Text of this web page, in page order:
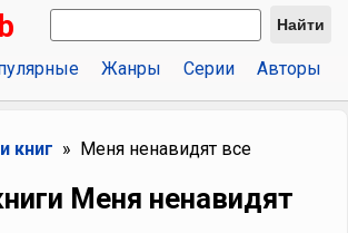
Найти
Жанры Серии Авторы
книг Меня ненавидят все
Меня ненавидят